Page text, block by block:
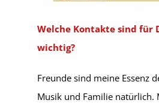
Welche Kontakte sind für
wichtig?
Freunde sind meine Essenz
Musik und Familie natürlich.